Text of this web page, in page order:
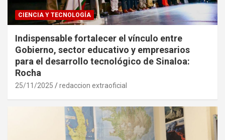
CIENCIA Y TECNOLOGÍA
Indispensable fortalecer el vínculo entre
Gobierno, sector educativo y empresarios
para el desarrollo tecnológico de Sinaloa:
Rocha
25/11/2025 redaccion extraoficial